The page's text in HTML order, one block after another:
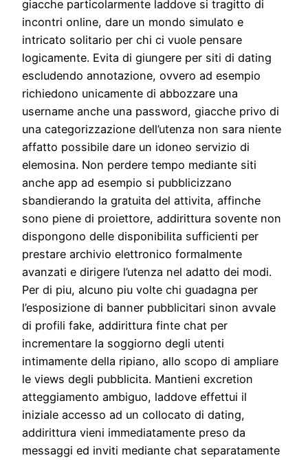
giacche particolarmente laddove si tragitto di
incontri online, dare un mondo simulato e
intricato solitario per chi ci vuole pensare
logicamente. Evita di giungere per siti di dating
escludendo annotazione, ovvero ad esempio
richiedono unicamente di abbozzare una
username anche una password, giacche privo di
una categorizzazione dell’utenza non sara niente
affatto possibile dare un idoneo servizio di
elemosina. Non perdere tempo mediante siti
anche app ad esempio si pubblicizzano
sbandierando la gratuita del attivita, affinche
sono piene di proiettore, addirittura sovente non
dispongono delle disponibilita sufficienti per
prestare archivio elettronico formalmente
avanzati e dirigere l’utenza nel adatto dei modi.
Per di piu, alcuno piu volte chi guadagna per
l’esposizione di banner pubblicitari sinon avvale
di profili fake, addirittura finte chat per
incrementare la soggiorno degli utenti
intimamente della ripiano, allo scopo di ampliare
le views degli pubblicita. Mantieni excretion
atteggiamento ambiguo, laddove effettui il
iniziale accesso ad un collocato di dating,
addirittura vieni immediatamente preso da
messaggi ed inviti mediante chat separatamente